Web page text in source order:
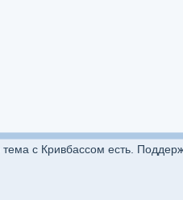
тема с Кривбассом есть.